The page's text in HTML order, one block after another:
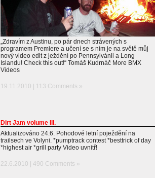
„Zdravím z Austinu, po pár dnech strávených s
programem Premiere a učení se s ním je na světě můj
nový video edit z ježdění po Pennsylvánii a Long
Islandu! Check this out!“ Tomáš Kudrnáč More BMX
Videos
19.11.2010 | 113 Comments »
Dirt Jam volume III.
Aktualizováno 24.6. Pohodové letní poježdění na
trailsech ve Volyni. *pumptrack contest *besttrick of day
*highest air *grill party Video uvnitř!
22.6.2010 | 490 Comments »